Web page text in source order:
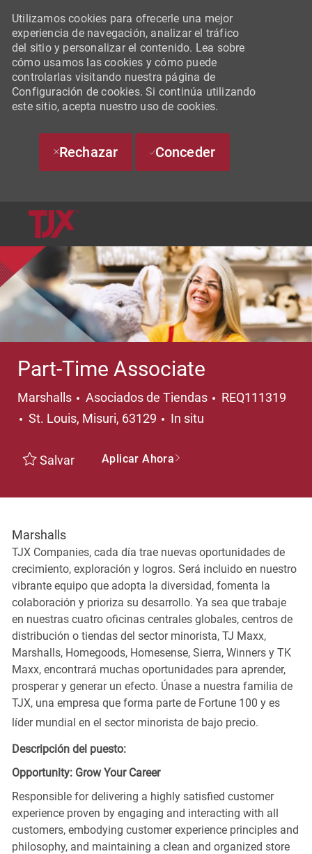
Utilizamos cookies para ofrecerle una mejor
experiencia de navegación, analizar el tráfico
del sitio y personalizar el contenido. Lea sobre
cómo usamos las cookies y cómo puede
controlarlas visitando nuestra página de
Configuración de cookies. Si continúa utilizando
este sitio, acepta nuestro uso de cookies.
Rechazar Conceder
Part-Time Associate
Marshalls Categoría
Asociados de Tiendas
REQ111319
Ubicación
St. Louis, Misuri, 63129 In situ
Salvar Aplicar Ahora
Marshalls
TJX Companies, cada día trae nuevas oportunidades de
crecimiento, exploración y logros. Será incluido en nuestro
vibrante equipo que adopta la diversidad, fomenta la
colaboración y prioriza su desarrollo. Ya sea que trabaje
en nuestras cuatro oficinas centrales globales, centros de
distribución o tiendas del sector minorista, TJ Maxx,
Marshalls, Homegoods, Homesense, Sierra, Winners y TK
Maxx, encontrará muchas oportunidades para aprender,
prosperar y generar un efecto. Únase a nuestra familia de
TJX, una empresa que forma parte de Fortune 100 y es
líder mundial en el sector minorista de bajo precio.
Descripción del puesto:
Opportunity: Grow Your Career
Responsible for delivering a highly satisfied customer
experience proven by engaging and interacting with all
customers, embodying customer experience principles and
philosophy, and maintaining a clean and organized store